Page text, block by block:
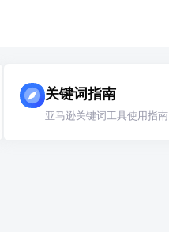
关键词指南
亚马逊关键词工具使用指南